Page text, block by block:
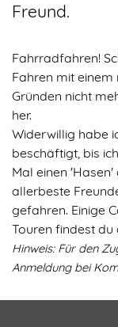
Freund.
Fahrradfahren!
Fahren mit
Gründen nicht
her.
Widerwillig habe
beschäftigt, bis
Mal einen
allerbeste
gefahren. Einige
Touren findest du
Hinweis: Für den
Anmeldung bei